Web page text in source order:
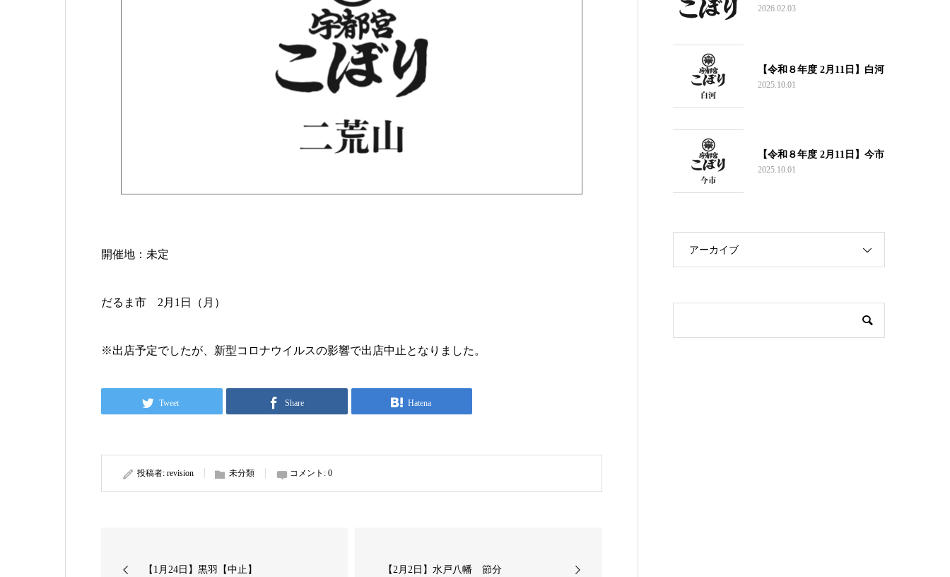
開催地：未定
だるま市 2月1日（月）
※出店予定でしたが、新型コロナウイルスの影響で出店中止となりました。
Tweet Share Hatena
投稿者: revision 未分類 コメント: 0
【1月24日】黒羽【中止】 【2月2日】水戸八幡 節分
2026.02.03
【令和８年度 2月11日】白河
2025.10.01
【令和８年度 2月11日】今市
2025.10.01
アーカイブ